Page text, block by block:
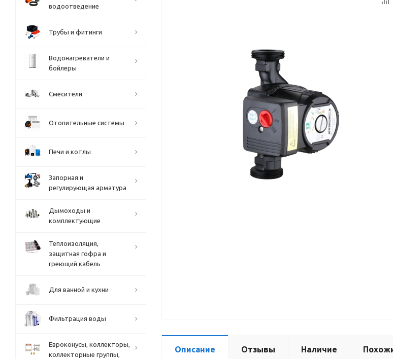
Описание Отзывы Наличие
водоотведение
Трубы и фитинги
Водонагреватели и
бойлеры
Смесители
Отопительные системы
Печи и котлы
Запорная и
регулирующая арматура
Дымоходы и
комплектующие
Теплоизоляция,
защитная гофра и
греющий кабель
Для ванной и кухни
Фильтрация воды
Евроконусы, коллекторы,
коллекторные группы,